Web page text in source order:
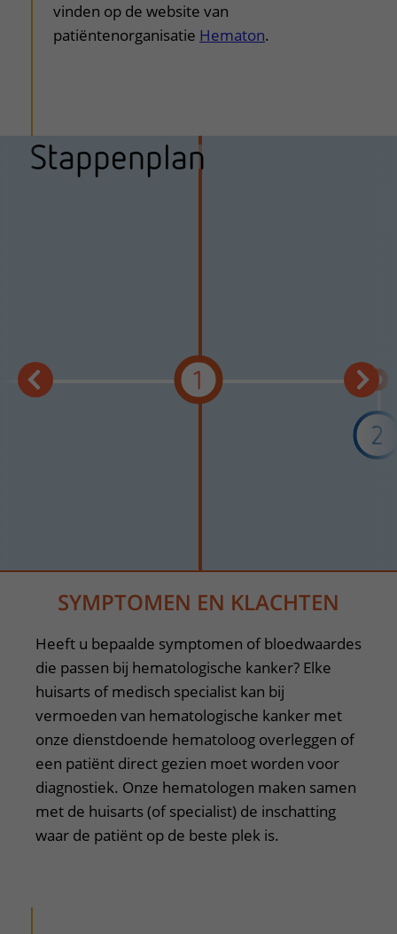
vinden op de website van
patiëntenorganisatie Hematon.
Stappenplan
1
2
SYMPTOMEN EN KLACHTEN
Heeft u bepaalde symptomen of bloedwaardes
die passen bij hematologische kanker? Elke
huisarts of medisch specialist kan bij
vermoeden van hematologische kanker met
onze dienstdoende hematoloog overleggen of
een patiënt direct gezien moet worden voor
diagnostiek. Onze hematologen maken samen
met de huisarts (of specialist) de inschatting
waar de patiënt op de beste plek is.